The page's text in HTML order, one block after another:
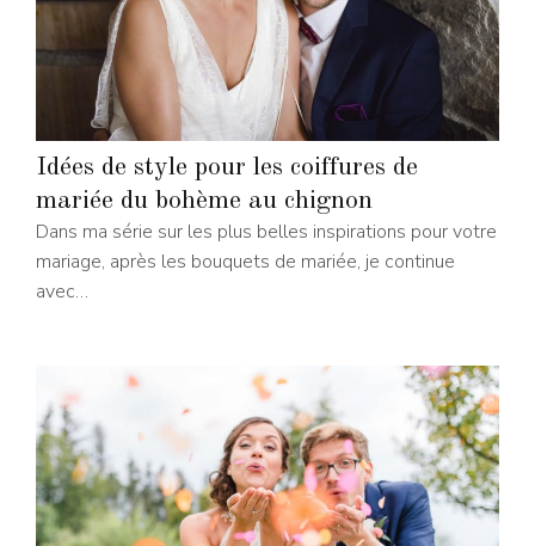
Idées de style pour les coiffures de
mariée du bohème au chignon
Dans ma série sur les plus belles inspirations pour votre
mariage, après les bouquets de mariée, je continue
avec…